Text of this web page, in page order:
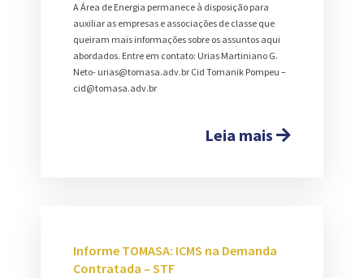
A Área de Energia permanece à disposição para
auxiliar as empresas e associações de classe que
queiram mais informações sobre os assuntos aqui
abordados. Entre em contato: Urias Martiniano G.
Neto- urias@tomasa.adv.br Cid Tomanik Pompeu –
cid@tomasa.adv.br
Leia mais
Informe TOMASA: ICMS na Demanda
Contratada – STF